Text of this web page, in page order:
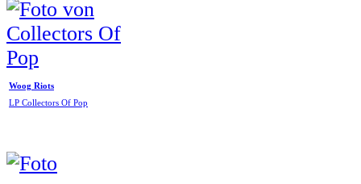
Woog Riots
LP Collectors Of Pop